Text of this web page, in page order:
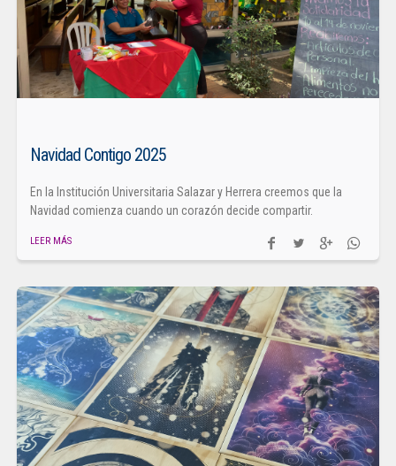
Navidad Contigo 2025
En la Institución Universitaria Salazar y Herrera creemos que la
Navidad comienza cuando un corazón decide compartir.
LEER MÁS